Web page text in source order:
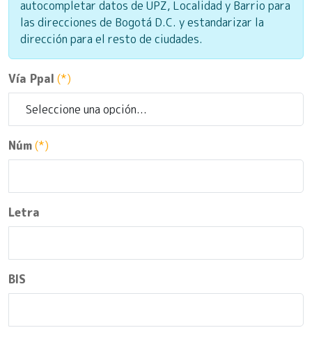
autocompletar datos de UPZ, Localidad y Barrio para
las direcciones de Bogotá D.C. y estandarizar la
dirección para el resto de ciudades.
Vía Ppal (*)
Núm(*)
Letra
BIS